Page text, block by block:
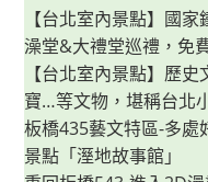
無
限
享
用
近
70
種
超
豐
富
自
【台北室內景點】國
澡堂&大禮堂巡禮，免
【台北室內景點】歷
寶…等文物，堪稱台北
板橋435藝文特區-多處
景點「溼地故事館」